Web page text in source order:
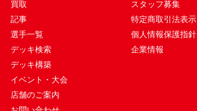
買取
記事
選手一覧
デッキ検索
デッキ構築
イベント・大会
店舗のご案内
スタッフ募集
特定商取引法表示
個人情報保護指針
企業情報